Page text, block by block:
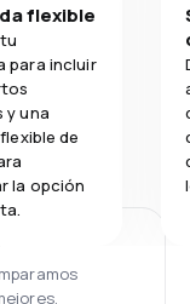
flexible
para incluir
y una
de
la opción